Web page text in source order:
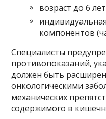
возраст до 6
компонентов
Специалисты
противопоказаний,
должен быть
онкологическими
механических
содержимого в